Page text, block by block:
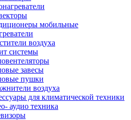
мобильные
воздуха
системы
завесы
пушки
воздуха
для климатической техники
аудио техника